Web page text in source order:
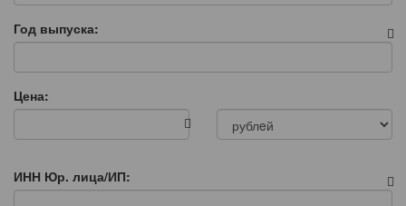
Год выпуска:
Цена:
ИНН Юр. лица/ИП: